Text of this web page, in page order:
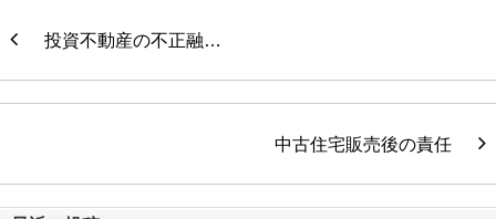
投資不動産の不正融…
中古住宅販売後の責任